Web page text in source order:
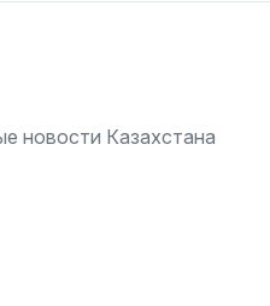
новости Казахстана